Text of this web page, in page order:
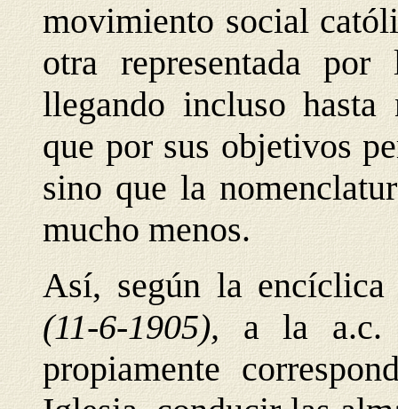
movimiento social
otra representada
llegando incluso hasta
que por sus objetivos
sino que la
mucho menos.
Así, según la
(11-6-1905),a la a.c.
propiamente